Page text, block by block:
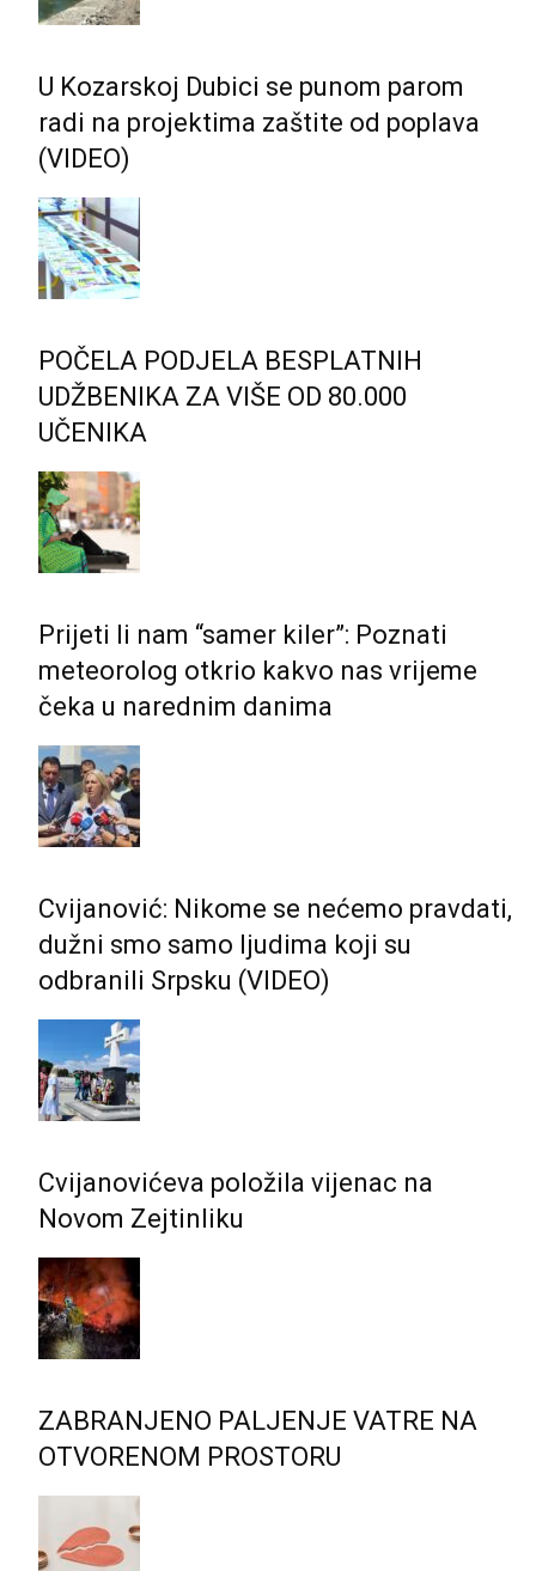
U Kozarskoj Dubici se punom parom
radi na projektima zaštite od poplava
(VIDEO)
POČELA PODJELA BESPLATNIH
UDŽBENIKA ZA VIŠE OD 80.000
UČENIKA
Prijeti li nam “samer kiler”: Poznati
meteorolog otkrio kakvo nas vrijeme
čeka u narednim danima
Cvijanović: Nikome se nećemo pravdati,
dužni smo samo ljudima koji su
odbranili Srpsku (VIDEO)
Cvijanovićeva položila vijenac na
Novom Zejtinliku
ZABRANJENO PALJENJE VATRE NA
OTVORENOM PROSTORU